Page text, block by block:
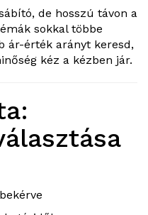
de hosszú távon a
sokkal többe
ár-érték arányt keresd,
kéz a kézben jár.